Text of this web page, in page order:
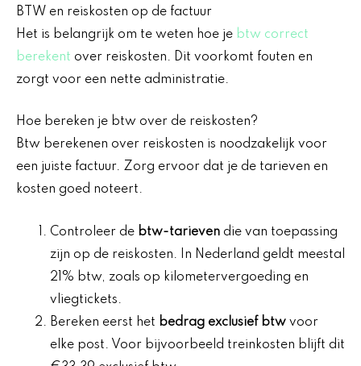
BTW en reiskosten op de factuur
Het is belangrijk om te weten hoe je btw correct
berekent over reiskosten. Dit voorkomt fouten en
zorgt voor een nette administratie.
Hoe bereken je btw over de reiskosten?
Btw berekenen over reiskosten is noodzakelijk voor
een juiste factuur. Zorg ervoor dat je de tarieven en
kosten goed noteert.
Controleer de btw-tarieven die van toepassing
zijn op de reiskosten. In Nederland geldt meestal
21% btw, zoals op kilometervergoeding en
vliegtickets.
Bereken eerst het bedrag exclusief btw voor
elke post. Voor bijvoorbeeld treinkosten blijft dit